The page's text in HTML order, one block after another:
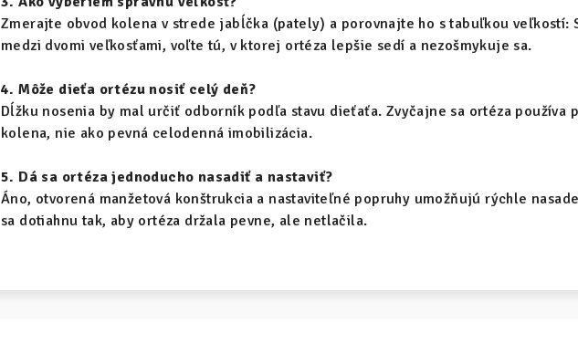
Zmerajte obvod kolena v strede jabĺčka (pately) a porovnajte ho s tabuľkou veľkostí:
medzi dvomi veľkosťami, voľte tú, v ktorej ortéza lepšie sedí a nezošmykuje sa.
4. Môže dieťa ortézu nosiť celý deň?
Dĺžku nosenia by mal určiť odborník podľa stavu dieťaťa. Zvyčajne sa ortéza
kolena, nie ako pevná celodenná imobilizácia.
5. Dá sa ortéza jednoducho nasadiť a nastaviť?
Áno, otvorená manžetová konštrukcia a nastaviteľné popruhy umožňujú rýchle
sa dotiahnu tak, aby ortéza držala pevne, ale netlačila.